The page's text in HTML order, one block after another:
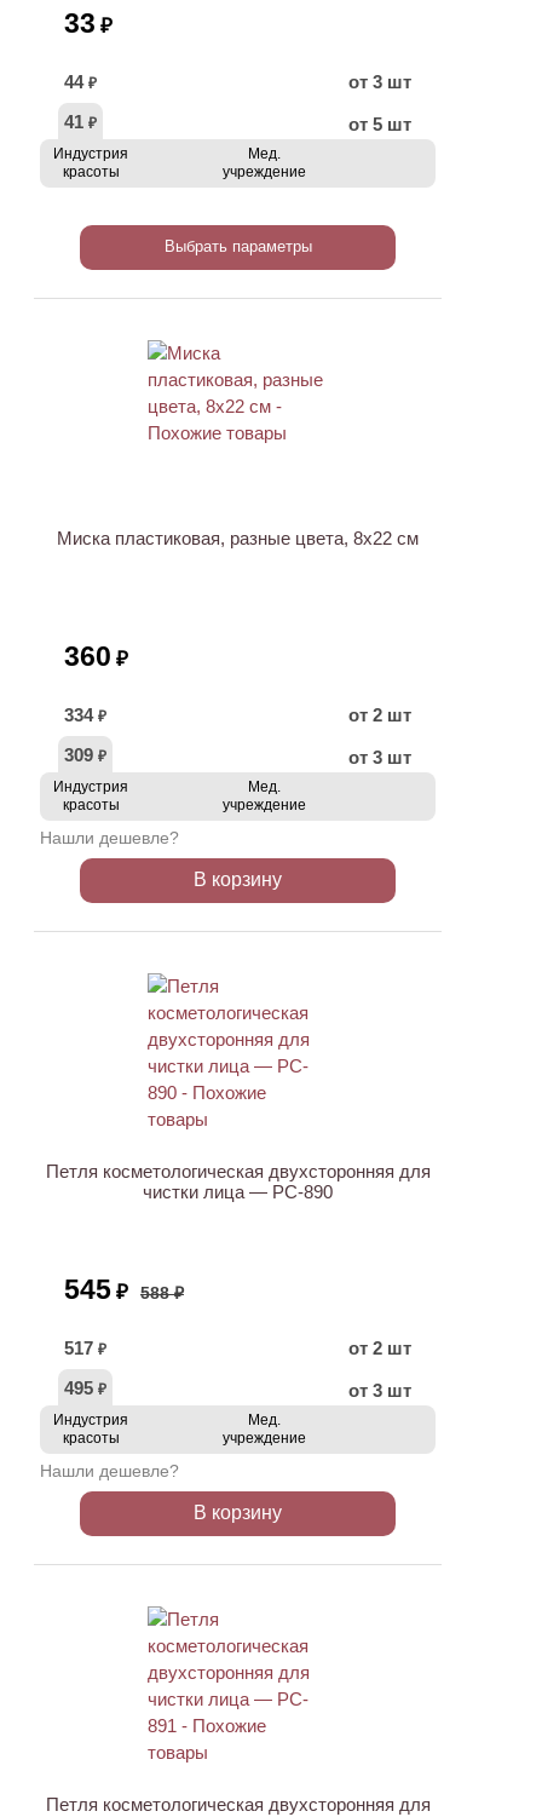
33 ₽
44 ₽
от 3 шт
41 ₽ от 5 шт
Индустрия
красоты
Мед.
учреждение
Выбрать параметры
Миска пластиковая, разные цвета, 8x22 см
360 ₽
334 ₽
от 2 шт
309 ₽ от 3 шт
Индустрия
красоты
Мед.
учреждение
Нашли дешевле?
В корзину
Петля косметологическая двухсторонняя для
чистки лица — PC-890
545 ₽ 588 ₽
517 ₽
от 2 шт
495 ₽ от 3 шт
Индустрия
красоты
Мед.
учреждение
Нашли дешевле?
В корзину
Петля косметологическая двухсторонняя для